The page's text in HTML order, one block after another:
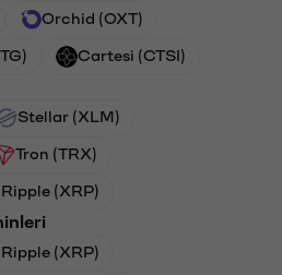
Orchid (OXT)
Cartesi (CTSI)
Stellar (XLM)
Tron (TRX)
Ripple (XRP)
Ripple (XRP)